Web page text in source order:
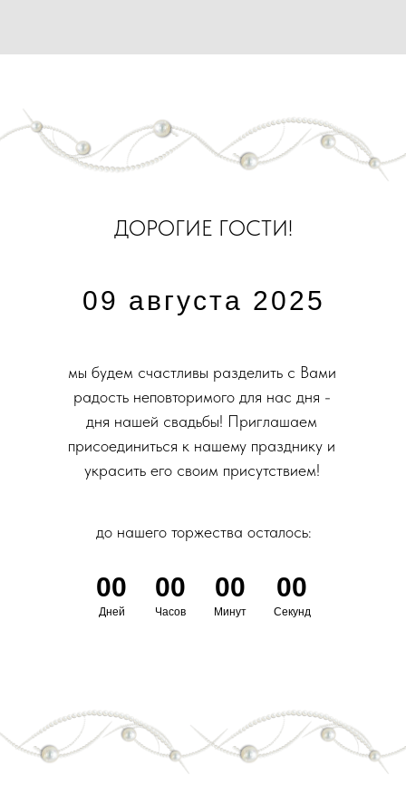
мы будем счастливы разделить с Вами
радость неповторимого для нас дня -
дня нашей свадьбы! Приглашаем
присоединиться к нашему празднику и
украсить его своим присутствием!
до нашего торжества осталось:
09 августа 2025
ДОРОГИЕ ГОСТИ!
00
Дней
00
Часов
00
Минут
00
Секунд